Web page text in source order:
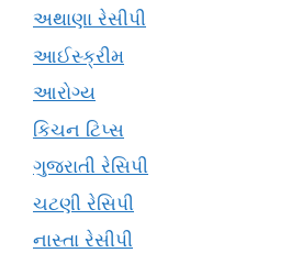
અથાણા રેસીપી
આઈસ્ક્રીમ
આરોગ્ય
કિચન ટિપ્સ
ગુજરાતી રેસિપી
ચટણી રેસિપી
નાસ્તા રેસીપી